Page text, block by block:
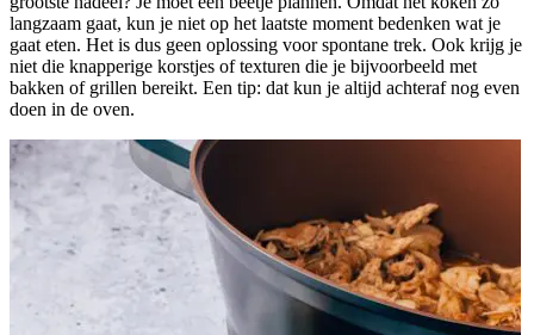
langzaam gaat, kun je niet op het laatste moment bedenken wat je
gaat eten. Het is dus geen oplossing voor spontane trek. Ook krijg je
niet die knapperige korstjes of texturen die je bijvoorbeeld met
bakken of grillen bereikt. Een tip: dat kun je altijd achteraf nog even
doen in de oven.